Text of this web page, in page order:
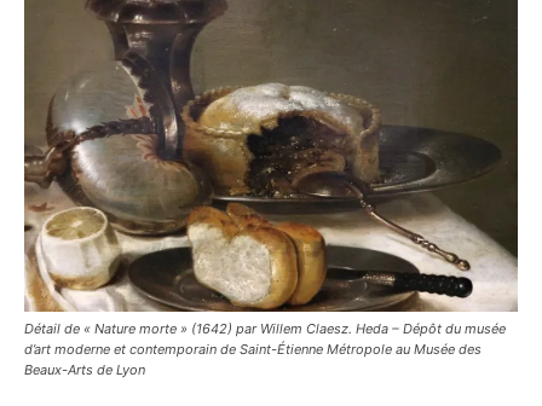
Détail de « Nature morte » (1642) par Willem Claesz. Heda – Dépôt du musée
d’art moderne et contemporain de Saint-Étienne Métropole au Musée des
Beaux-Arts de Lyon